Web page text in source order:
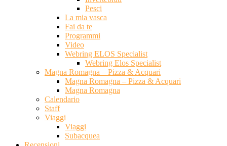
Pesci
La mia vasca
Fai da te
Programmi
Video
Webring ELOS Specialist
Webring Elos Specialist
Magna Romagna – Pizza & Acquari
Magna Romagna – Pizza & Acquari
Magna Romagna
Calendario
Staff
Viaggi
Viaggi
Subacquea